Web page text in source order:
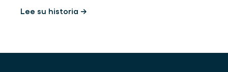
Lee su historia →